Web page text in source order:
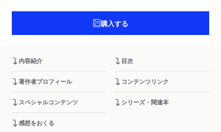
購入する
内容紹介 目次
著作者プロフィール コンテンツリンク
スペシャルコンテンツ シリーズ・関連本
感想をおくる